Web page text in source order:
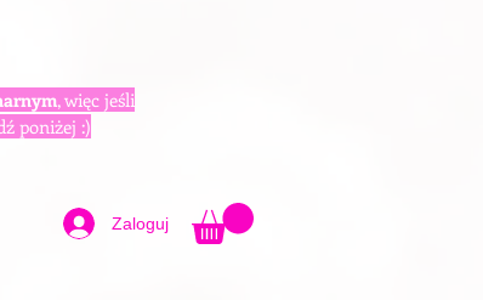
, więc jeśli
poniżej :)
Zaloguj